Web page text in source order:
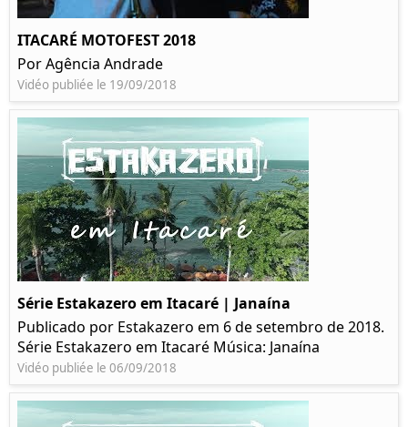
ITACARÉ MOTOFEST 2018
Por Agência Andrade
Vidéo publiée le 19/09/2018
Série Estakazero em Itacaré | Janaína
Publicado por Estakazero em 6 de setembro de 2018.
Série Estakazero em Itacaré Música: Janaína
Vidéo publiée le 06/09/2018